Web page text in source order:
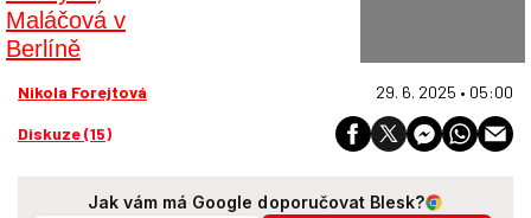
Nikola Forejtová 29. 6. 2025 • 05:00
Diskuze (15)
Jak vám má Google doporučovat Blesk?